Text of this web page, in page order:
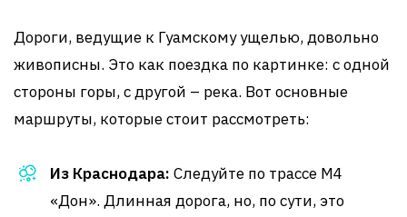
Дороги, ведущие к Гуамскому ущелью, довольно
живописны. Это как поездка по картинке: с одной
стороны горы, с другой – река. Вот основные
маршруты, которые стоит рассмотреть:
Из Краснодара: Следуйте по трассе М4
«Дон». Длинная дорога, но, по сути, это